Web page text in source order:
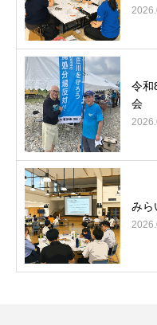
令和
会
みら